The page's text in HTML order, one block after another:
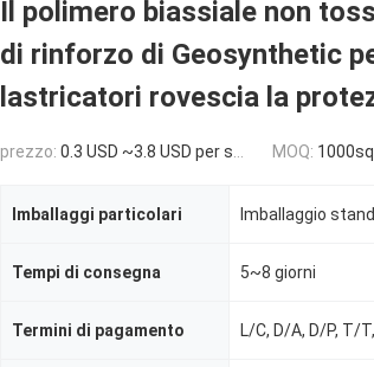
Il polimero biassiale non
di rinforzo di Geosynthetic
lastricatori rovescia la
prezzo: 0.3 USD ~3.8 USD per sqm MOQ:
Imballaggi particolari Imballaggio
Tempi di consegna 5~8 giorni
Termini di pagamento